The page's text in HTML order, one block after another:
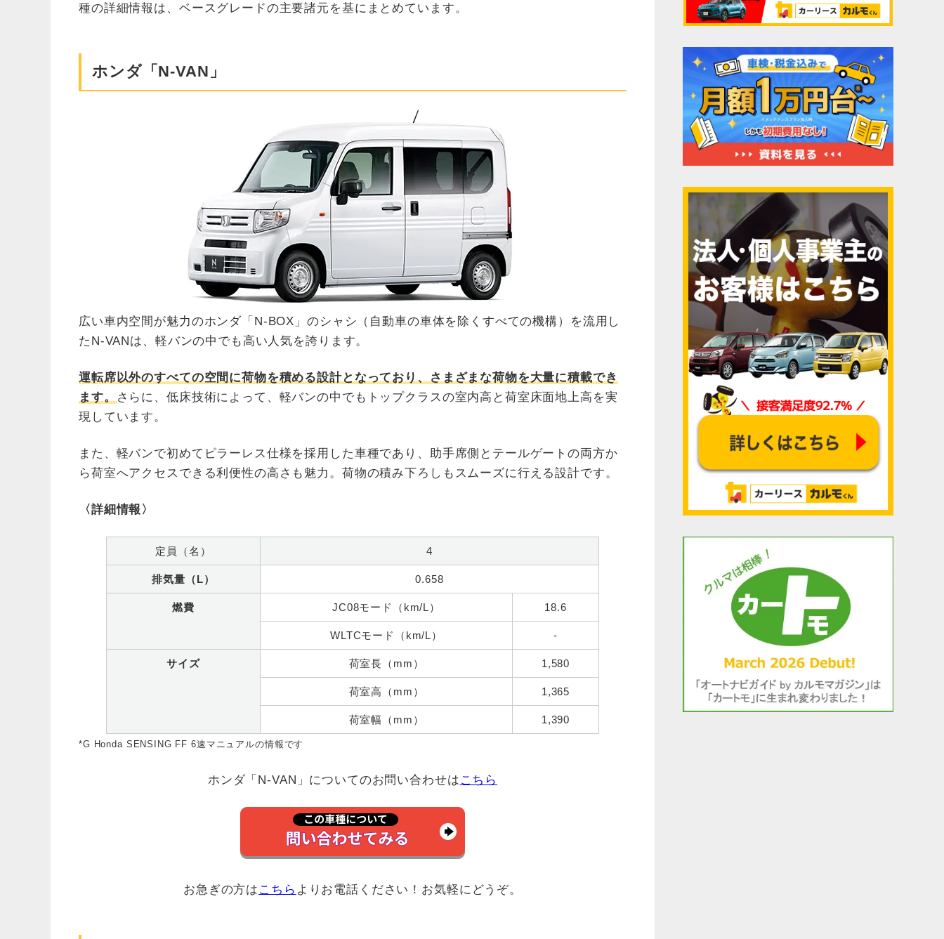
種の詳細情報は、ベースグレードの主要諸元を基にまとめています。
ホンダ「N-VAN」
広い車内空間が魅力のホンダ「N-BOX」のシャシ（自動車の車体を除くすべての機構）を流用し
たN-VANは、軽バンの中でも高い人気を誇ります。
運転席以外のすべての空間に荷物を積める設計となっており、さまざまな荷物を大量に積載でき
ます。
さらに、低床技術によって、軽バンの中でもトップクラスの室内高と荷室床面地上高を実
現しています。
また、軽バンで初めてピラーレス仕様を採用した車種であり、助手席側とテールゲートの両方か
ら荷室へアクセスできる利便性の高さも魅力。荷物の積み下ろしもスムーズに行える設計です。
〈詳細情報〉
定員（名） 4
排気量（L） 0.658
燃費 JC08モード（km/L） 18.6
WLTCモード（km/L） -
サイズ 荷室長（mm） 1,580
荷室高（mm） 1,365
荷室幅（mm） 1,390
*G Honda SENSING FF 6速マニュアルの情報です
ホンダ「N-VAN」についてのお問い合わせは こちら
お急ぎの方は こちら よりお電話ください！お気軽にどうぞ。